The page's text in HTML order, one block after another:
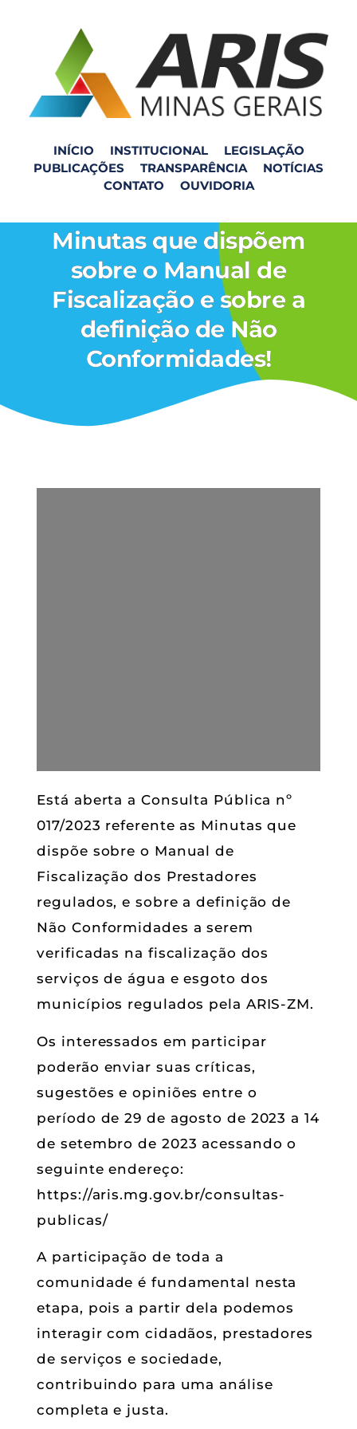
INÍCIO INSTITUCIONAL
LEGISLAÇÃO
PUBLICAÇÕES
TRANSPARÊNCIA
NOTÍCIAS
CONTATO
OUVIDORIA
ARIS-ZM abre Consulta
Minutas que dispõem
sobre o Manual de
Fiscalização e sobre a
definição de Não
Conformidades!
Está aberta a Consulta Pública nº
017/2023 referente as Minutas que
dispõe sobre o Manual de
Fiscalização dos Prestadores
regulados, e sobre a definição de
Não Conformidades a serem
verificadas na fiscalização dos
serviços de água e esgoto dos
municípios regulados pela ARIS-ZM.
Os interessados em participar
poderão enviar suas críticas,
sugestões e opiniões entre o
período de 29 de agosto de 2023 a 14
de setembro de 2023 acessando o
seguinte endereço:
https://aris.mg.gov.br/consultas-
publicas/
A participação de toda a
comunidade é fundamental nesta
etapa, pois a partir dela podemos
interagir com cidadãos, prestadores
de serviços e sociedade,
contribuindo para uma análise
completa e justa.